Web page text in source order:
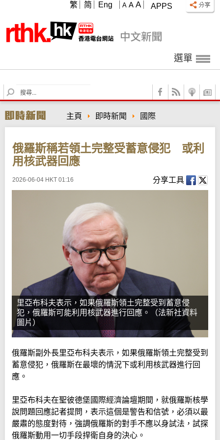
APPS
A A A
繁 简 Eng
選單
S
e
r
c
主頁 即時新聞 國際
俄羅斯稱若領土完整受蓄意侵犯 或利
用核武器回應
2026-06-04 HKT 01:16 分享工具
里亞布科夫表示，如果俄羅斯領土完整受到蓄意侵
犯，俄羅斯可能利用核武器進行回應。（法新社資料
圖片）
俄羅斯副外長里亞布科夫表示，如果俄羅斯領土完整受到
蓄意侵犯，俄羅斯在最壞的情況下或利用核武器進行回
應。
里亞布科夫在聖彼德堡國際經濟論壇期間，就俄羅斯核學
說問題回應記者提問，表示這個是警告和信號，必須以最
嚴肅的態度對待，強調俄羅斯的對手不應以身試法，試探
俄羅斯動用一切手段捍衛自身的決心。